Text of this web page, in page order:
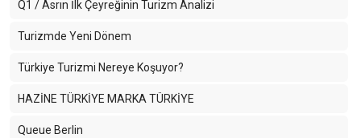
Q1 / Asrın İlk Çeyreğinin Turizm Analizi
Turizmde Yeni Dönem
Türkiye Turizmi Nereye Koşuyor?
HAZİNE TÜRKİYE MARKA TÜRKİYE
Queue Berlin